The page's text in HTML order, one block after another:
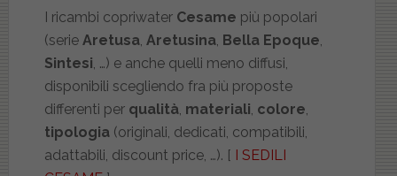
I ricambi copriwater Cesame più popolari
(serie Aretusa, Aretusina, Bella Epoque,
Sintesi, …) e anche quelli meno diffusi,
disponibili scegliendo fra più proposte
differenti per qualità, materiali, colore,
tipologia(originali, dedicati, compatibili,
adattabili, discount price, …). [ I SEDILI